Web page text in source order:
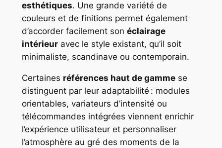
esthétiques. Une grande variété de
couleurs et de finitions permet également
d’accorder facilement son éclairage
intérieuravec le style existant, qu’il soit
minimaliste, scandinave ou contemporain.
Certaines références haut de gammese
distinguent par leur adaptabilité : modules
orientables, variateurs d’intensité ou
télécommandes intégrées viennent enrichir
l’expérience utilisateur et personnaliser
l’atmosphère au gré des moments de la